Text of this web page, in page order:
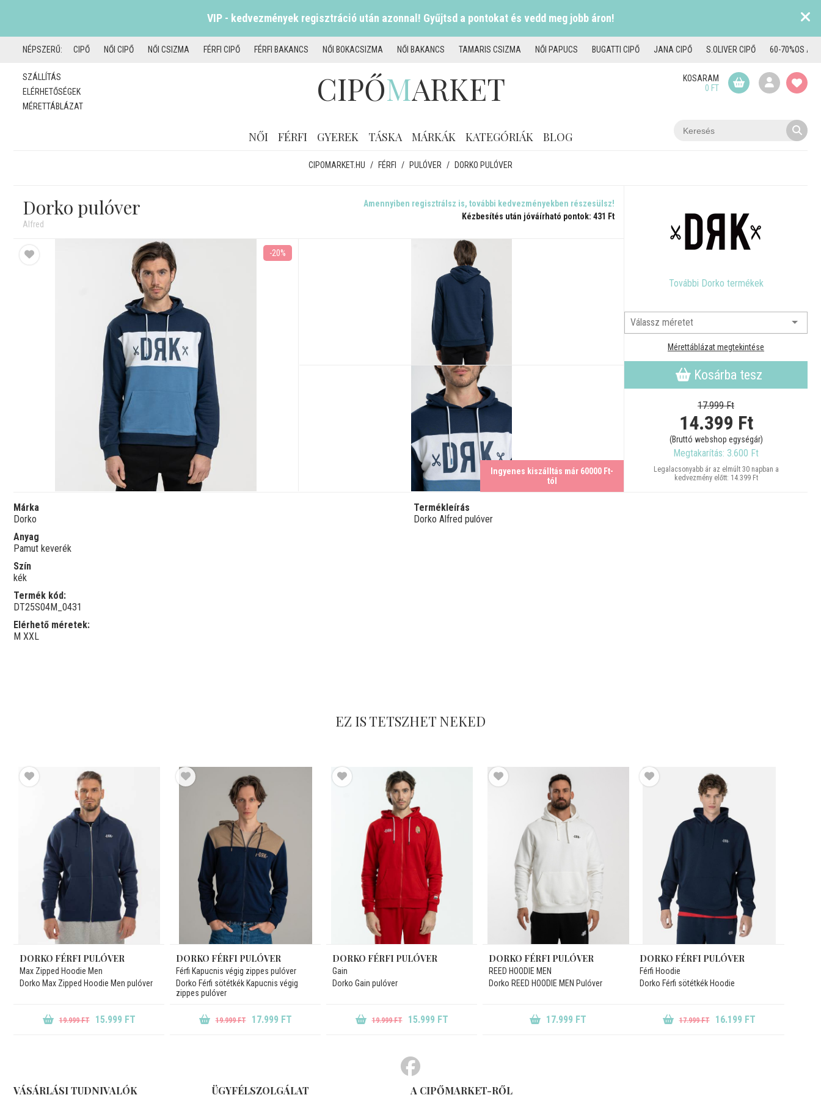
VIP - kedvezmények regisztráció után azonnal! Gyűjtsd a pontokat és vedd meg jobb áron!
NÉPSZERŰ: CIPŐ NŐI CIPŐ NŐI CSIZMA FÉRFI CIPŐ FÉRFI BAKANCS NŐI BOKACSIZMA NŐI BAKANCS TAMARIS CSIZMA NŐI PAPUCS BUGATTI CIPŐ JANA CIPŐ S.OLIVER CIPŐ 60-70%OS
SZÁLLÍTÁS
ELÉRHETŐSÉGEK
MÉRETTÁBLÁZAT
NŐI FÉRFI GYEREK TÁSKA MÁRKÁK KATEGÓRIÁK BLOG
KOSARAM
0 FT
CIPŐMARKET
CIPOMARKET.HU / FÉRFI / PULÓVER / DORKO PULÓVER
Dorko pulóver
Alfred
Amennyiben regisztrálsz is, további kedvezményekben részesülsz!
Kézbesítés után jóváírható pontok: 431 Ft
-20%
Ingyenes kiszálltás már 60000 Ft-
tól
További Dorko termékek
Mérettáblázat megtekintése
Kosárba tesz
17.999 Ft
14.399 Ft
(Bruttó webshop egységár)
Megtakarítás: 3.600 Ft
Legalacsonyabb ár az elmúlt 30 napban a
kedvezmény előtt: 14.399 Ft
Márka
Dorko
Anyag
Pamut keverék
Szín
kék
Termék kód:
DT25S04M_0431
Elérhető méretek:
M XXL
Termékleírás
Dorko Alfred pulóver
EZ IS TETSZHET NEKED
DORKO FÉRFI PULÓVER
Max Zipped Hoodie Men
Dorko Max Zipped Hoodie Men pulóver
19.999 FT 15.999 FT
DORKO FÉRFI PULÓVER
Férfi Kapucnis végig zippes pulóver
Dorko Férfi sötétkék Kapucnis végig
zippes pulóver
19.999 FT 17.999 FT
DORKO FÉRFI PULÓVER
Gain
Dorko Gain pulóver
19.999 FT 15.999 FT
DORKO FÉRFI PULÓVER
REED HOODIE MEN
Dorko REED HOODIE MEN Pulóver
17.999 FT
DORKO FÉRFI PULÓVER
Férfi Hoodie
Dorko Férfi sötétkék Hoodie
17.999 FT 16.199 FT
VÁSÁRLÁSI TUDNIVALÓK ÜGYFÉLSZOLGÁLAT A CIPŐMARKET-RŐL